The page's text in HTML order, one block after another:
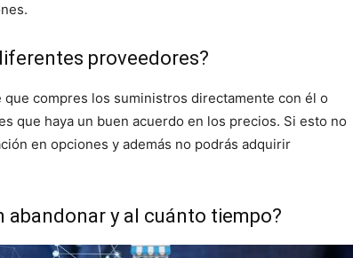
proveedores?
compres los suministros directamente con él o
que haya un buen acuerdo en los precios. Si esto no
en opciones y además no podrás adquirir
abandonar y al cuánto tiempo?